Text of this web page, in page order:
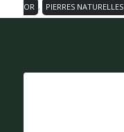
OR , PIERRES NATURELLES